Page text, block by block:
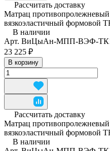
Рассчитать доставку
Матрац
вязкоэластичный формовой
В наличии
Арт. ВиЦыАн-МПП-ВЭФ-
23 225 ₽
В корзину
Рассчитать доставку
Матрац
вязкоэластичный формовой
В наличии